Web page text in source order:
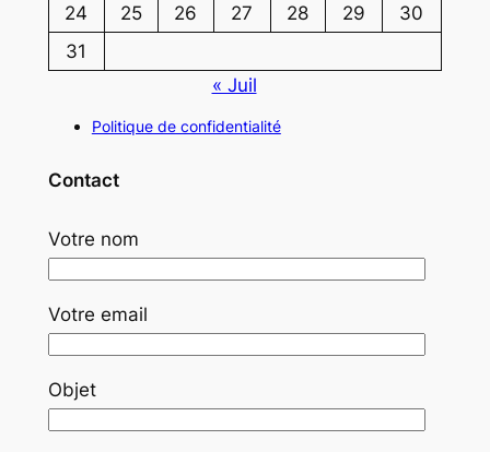
24
25 26 27 28 29
30
31
« Juil
Politique de confidentialité
Contact
Votre nom
Votre email
Objet